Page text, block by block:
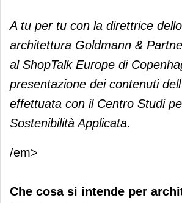
Isabella Goldmann «La
nel retail? Conviene».
A tu per tu con la direttrice
architettura Goldmann &
al ShopTalk Europe di
presentazione dei contenuti
effettuata con il Centro Studi
Sostenibilità Applicata.
/em>
Che cosa si intende per